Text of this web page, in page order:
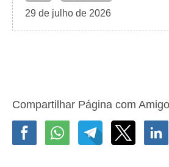
29 de julho de 2026
Compartilhar Página com